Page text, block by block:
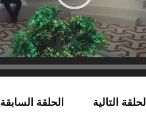
الحلقة التالية الحلقة السابقة